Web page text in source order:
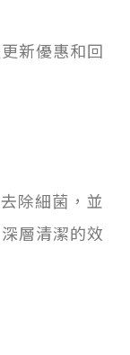
新優惠和回
除細菌，並
層清潔的效